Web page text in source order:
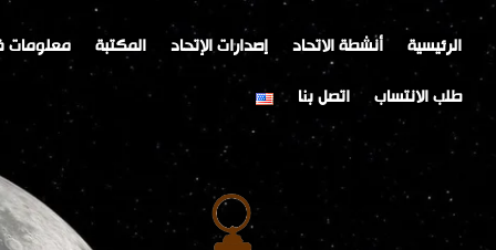
تخطي
إلى
المحتوى
الرئيسية أنشطة الاتحاد إصدارات الإتحاد المكتبة معلومات
طلب الانتساب
اتصل بنا
Post
navigation